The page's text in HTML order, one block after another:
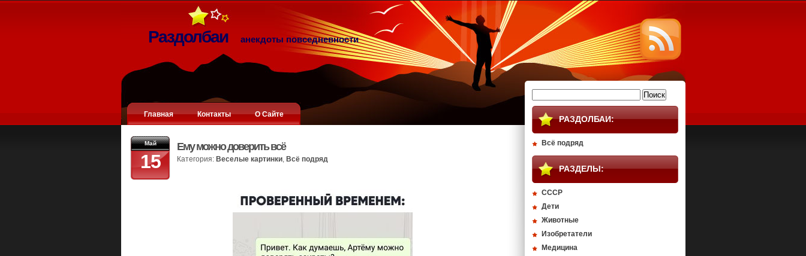
Раздолбаи анекдоты повседневности
Главная Контакты О Сайте
Май
15
Ему можно доверить всё
Категория: Веселые картинки, Всё подряд
РАЗДОЛБАИ:
Всё подряд
РАЗДЕЛЫ:
СССР
Дети
Животные
Изобретатели
Медицина